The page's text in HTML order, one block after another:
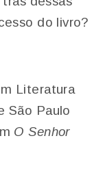
do livro?
Literatura
São Paulo
O Senhor